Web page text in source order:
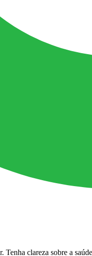
Tenha clareza sobre a